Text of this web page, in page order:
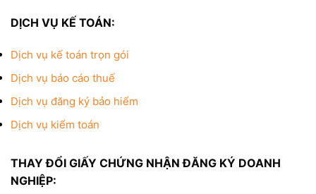
DỊCH VỤ KẾ TOÁN:
Dịch vụ kế toán trọn gói
Dịch vụ báo cáo thuế
Dịch vụ đăng ký bảo hiểm
Dịch vụ kiểm toán
THAY ĐỔI GIẤY CHỨNG NHẬN ĐĂNG KÝ DOANH
NGHIỆP: